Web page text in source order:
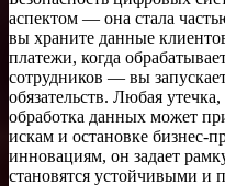
аспектом — она стала
вы храните данные
платежи, когда
сотрудников — вы
обязательств. Любая
обработка данных может
искам и остановке бизнес-
инновациям, он задает
становятся устойчивыми и